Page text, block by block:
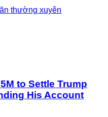
thường xuyên
to Settle Trump
His Account